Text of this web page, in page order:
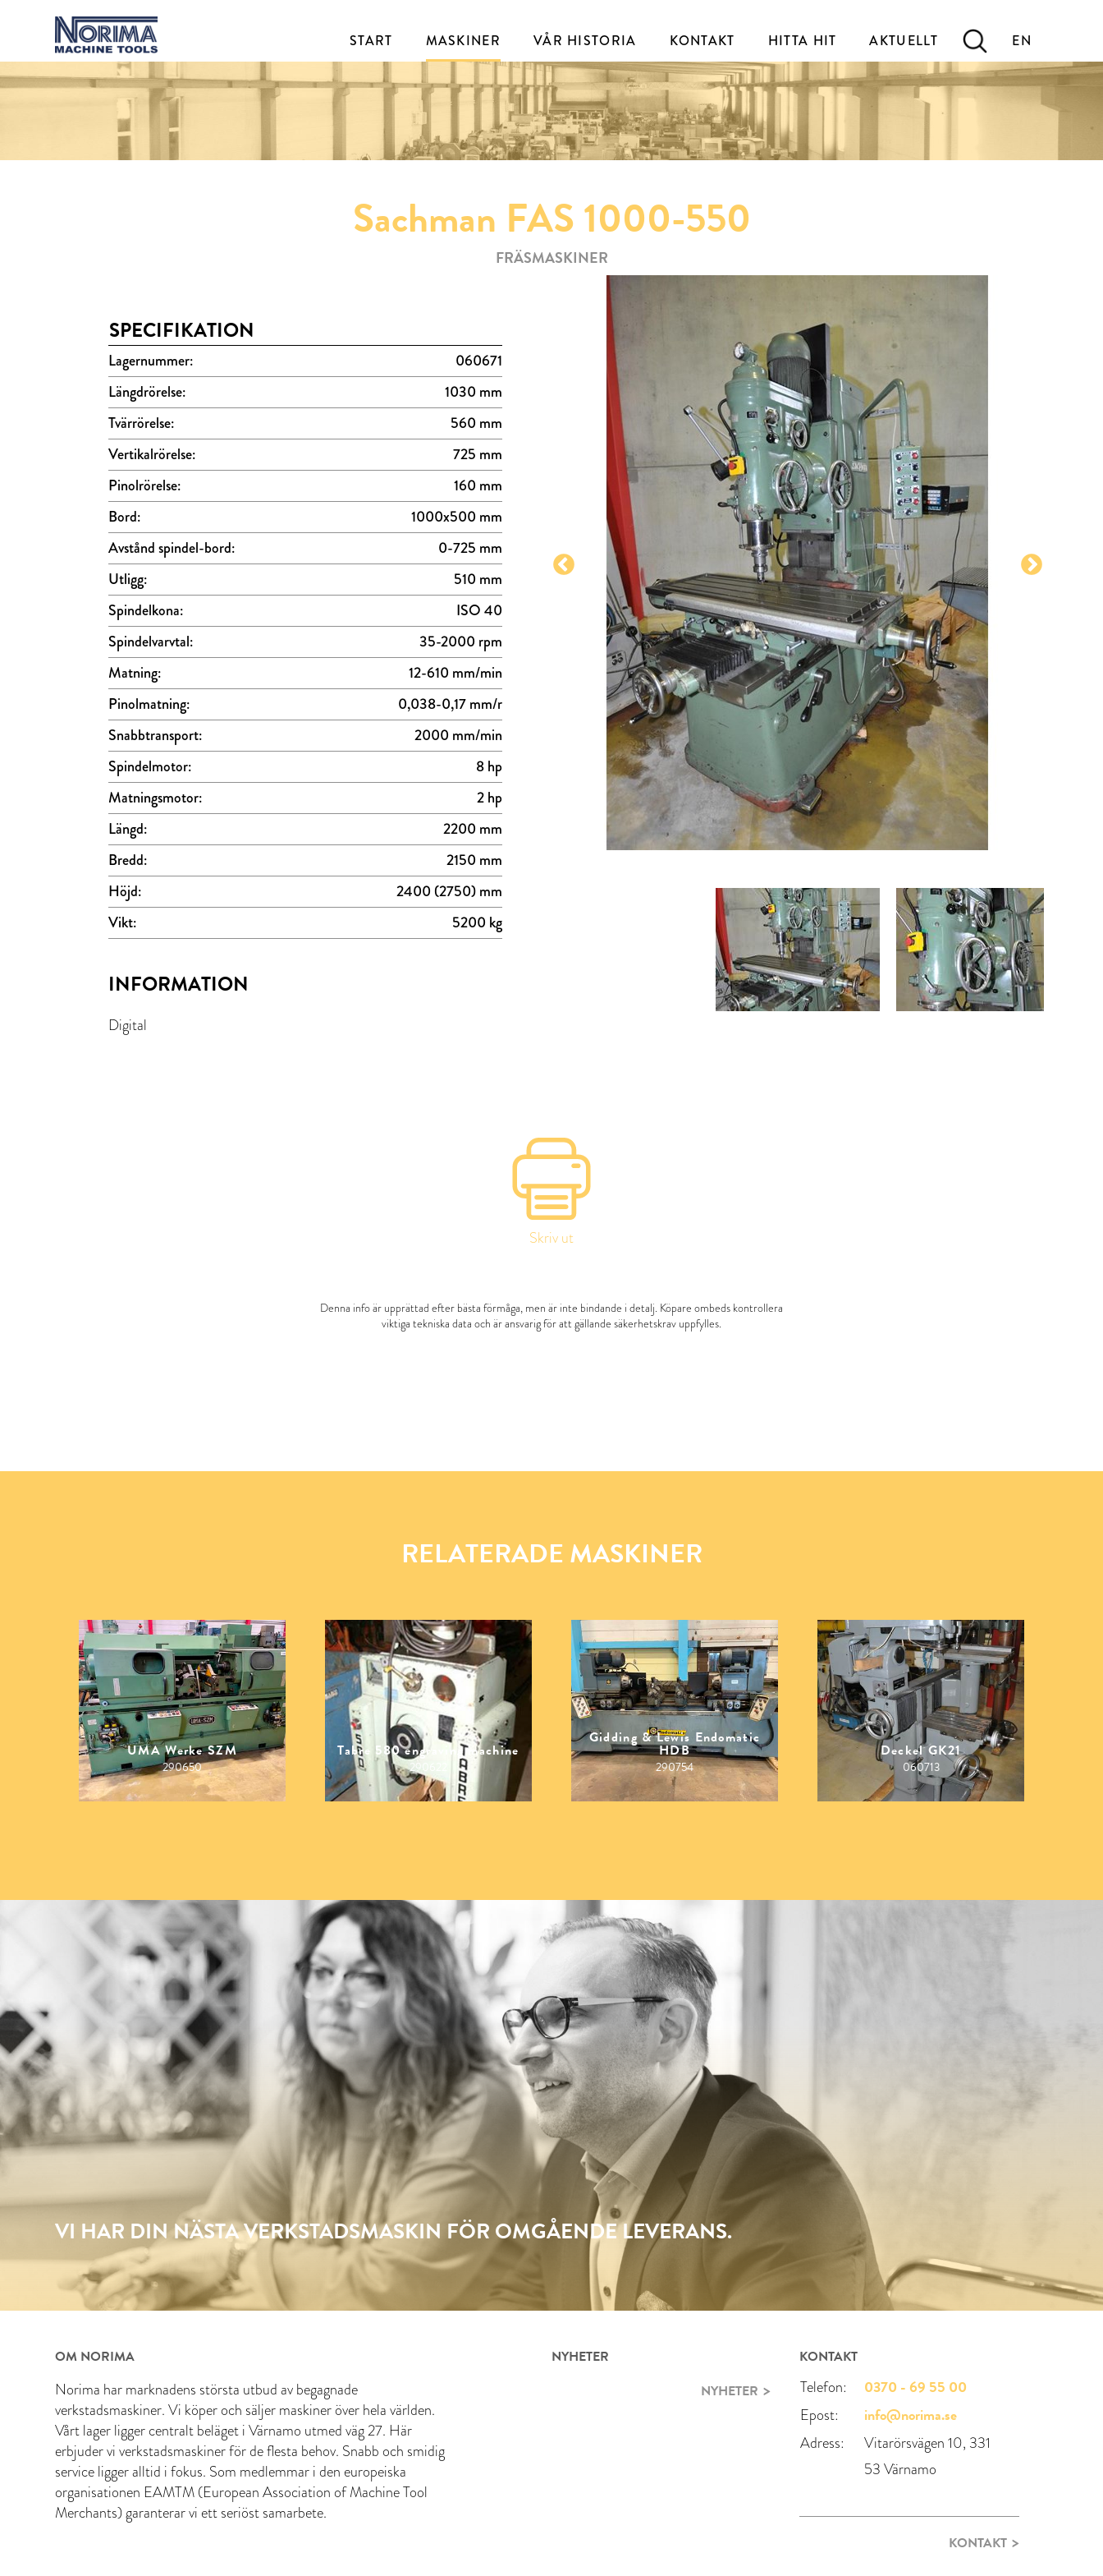
EN
START MASKINER VÅR HISTORIA KONTAKT HITTA HIT AKTUELLT
Sachman FAS 1000-550
FRÄSMASKINER
SPECIFIKATION
Lagernummer:
060671
Längdrörelse:
1030 mm
Tvärrörelse:
560 mm
Vertikalrörelse:
725 mm
Pinolrörelse:
160 mm
Bord:
1000x500 mm
Avstånd spindel-bord:
0-725 mm
Utligg:
510 mm
Spindelkona:
ISO 40
Spindelvarvtal:
35-2000 rpm
Matning:
12-610 mm/min
Pinolmatning:
0,038-0,17 mm/r
Snabbtransport:
2000 mm/min
Spindelmotor:
8 hp
Matningsmotor:
2 hp
Längd:
2200 mm
Bredd:
2150 mm
Höjd:
2400 (2750) mm
Vikt:
5200 kg
INFORMATION
Digital
Skriv ut
Denna info är upprättad efter bästa förmåga, men är inte bindande i detalj. Köpare ombeds kontrollera
viktiga tekniska data och är ansvarig för att gällande säkerhetskrav uppfylles.
RELATERADE MASKINER
UMA Werke SZM
290650
Tabre 580 engraving machine
290622
Gidding & Lewis Endomatic
HDB
290754
Deckel GK21
060713
VI HAR DIN NÄSTA VERKSTADSMASKIN FÖR OMGÅENDE LEVERANS.
OM NORIMA
Norima har marknadens största utbud av begagnade
verkstadsmaskiner. Vi köper och säljer maskiner över hela världen.
Vårt lager ligger centralt beläget i Värnamo utmed väg 27. Här
erbjuder vi verkstadsmaskiner för de flesta behov. Snabb och smidig
service ligger alltid i fokus. Som medlemmar i den europeiska
organisationen EAMTM (European Association of Machine Tool
Merchants) garanterar vi ett seriöst samarbete.
NYHETER
NYHETER
KONTAKT
Telefon: 0370 - 69 55 00
Epost: info@norima.se
Adress:
Vitarörsvägen 10, 331
53 Värnamo
KONTAKT